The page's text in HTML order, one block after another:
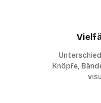
Knöpfe,